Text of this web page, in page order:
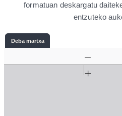
formatuan deskargatu
entzuteko
Deba martxa